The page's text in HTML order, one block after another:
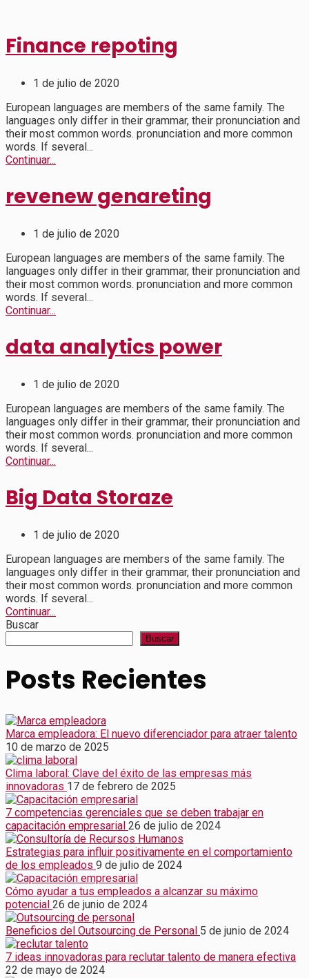
Finance repoting
1 de julio de 2020
European languages are members of the same family. The
languages only differ in their grammar, their pronunciation and
their most common words. pronunciation and more common
words. If several...
Continuar...
revenew genareting
1 de julio de 2020
European languages are members of the same family. The
languages only differ in their grammar, their pronunciation and
their most common words. pronunciation and more common
words. If several...
Continuar...
data analytics power
1 de julio de 2020
European languages are members of the same family. The
languages only differ in their grammar, their pronunciation and
their most common words. pronunciation and more common
words. If several...
Continuar...
Big Data Storaze
1 de julio de 2020
European languages are members of the same family. The
languages only differ in their grammar, their pronunciation and
their most common words. pronunciation and more common
words. If several...
Continuar...
Buscar
Buscar
Posts Recientes
Marca empleadora: El nuevo diferenciador para atraer talento
10 de marzo de 2025
Clima laboral: Clave del éxito de las empresas más
innovadoras 17 de febrero de 2025
7 competencias gerenciales que se deben trabajar en
capacitación empresarial 26 de julio de 2024
Estrategias para influir positivamente en el comportamiento
de los empleados 9 de julio de 2024
Cómo ayudar a tus empleados a alcanzar su máximo
potencial 26 de junio de 2024
Beneficios del Outsourcing de Personal 5 de junio de 2024
7 ideas innovadoras para reclutar talento de manera efectiva
22 de mayo de 2024